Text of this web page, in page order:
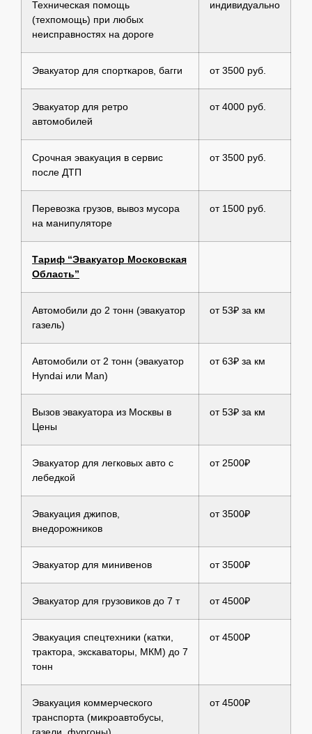
Техническая помощь
(техпомощь) при любых
неисправностях на дороге
индивидуально
Эвакуатор для спорткаров, багги от 3500 руб.
Эвакуатор для ретро
автомобилей
от 4000 руб.
Срочная эвакуация в сервис
после ДТП
от 3500 руб.
Перевозка грузов, вывоз мусора
на манипуляторе
от 1500 руб.
Тариф “Эвакуатор Московская
Область”
Автомобили до 2 тонн (эвакуатор
газель)
от 53₽ за км
Автомобили от 2 тонн (эвакуатор
Hyndai или Man)
от 63₽ за км
Вызов эвакуатора из Москвы в
Цены
от 53₽ за км
Эвакуатор для легковых авто с
лебедкой
от 2500₽
Эвакуация джипов,
внедорожников
от 3500₽
Эвакуатор для минивенов от 3500₽
Эвакуатор для грузовиков до 7 т от 4500₽
Эвакуация спецтехники (катки,
трактора, экскаваторы, МКМ) до 7
тонн
от 4500₽
Эвакуация коммерческого
транспорта (микроавтобусы,
газели, фургоны)
от 4500₽